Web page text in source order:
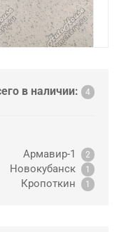
в наличии: 4
Армавир-1 2
Новокубанск 1
Кропоткин 1